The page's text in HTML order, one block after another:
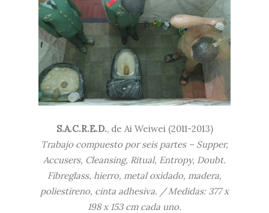
S.A.C.R.E.D., de Ai Weiwei (2011-2013)
Trabajo compuesto por seis partes – Supper,
Accusers, Cleansing, Ritual, Entropy, Doubt.
Fibreglass, hierro, metal oxidado, madera,
poliestireno, cinta adhesiva. / Medidas: 377 x
198 x 153 cm cada uno.